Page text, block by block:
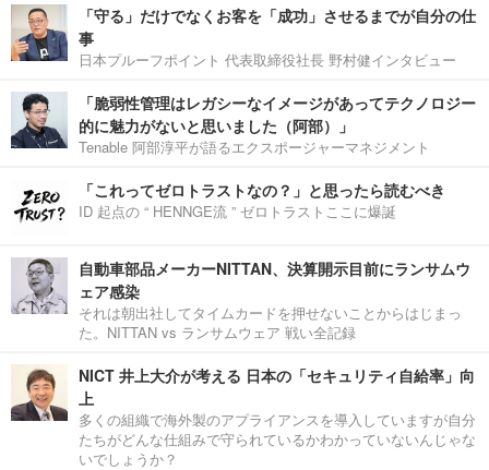
「守る」だけでなくお客を「成功」させるまでが自分の仕
事
日本プルーフポイント 代表取締役社長 野村健インタビュー
「脆弱性管理はレガシーなイメージがあってテクノロジー
的に魅力がないと思いました（阿部）」
Tenable 阿部淳平が語るエクスポージャーマネジメント
「これってゼロトラストなの？」と思ったら読むべき
ID 起点の “ HENNGE流 ” ゼロトラストここに爆誕
自動車部品メーカーNITTAN、決算開示目前にランサムウ
ェア感染
それは朝出社してタイムカードを押せないことからはじまっ
た。NITTAN vs ランサムウェア 戦い全記録
NICT 井上大介が考える 日本の「セキュリティ自給率」向
上
多くの組織で海外製のアプライアンスを導入していますが自分
たちがどんな仕組みで守られているかわかっていないんじゃな
いでしょうか？